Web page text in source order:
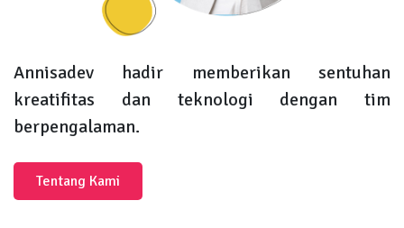
Annisadev hadir memberikan sentuhan
kreatifitas dan teknologi dengan tim
berpengalaman.
Tentang Kami